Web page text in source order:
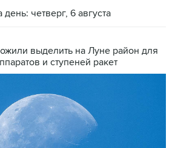
четверг, 6 августа
выделить на Луне район для
и ступеней ракет